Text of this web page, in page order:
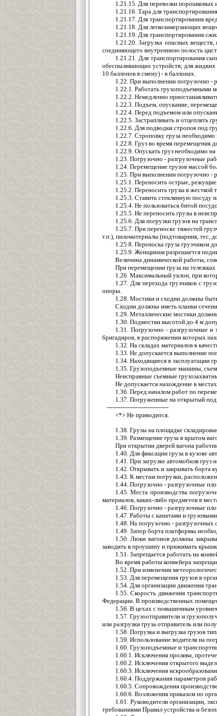
1.21.15. Для перевозки порошковых
1.21.16. Тара для
1.21.17. Для транспортирования
1.21.18. Для легкозамерзающих
1.21.19. Для транспортирования
1.21.20. Загрузка опасных
соединяющего внутреннюю полость
1.21.21. Для транспортирования
обеспыливающих устройств; для
10 баллонов в смену) - в баллонах.
1.22. При выполнении погрузочно -
1.22.1. Работать грузоподъемными
1.22.2. Немедленно
1.22.3. Подъем, опускание,
1.22.4. Перед подъемом или
1.22.5. Застрапливать и отцеплять
1.22.6. Для подводки стропов под
1.22.7. Строповку груза необходимо
1.22.8. Груз во время перемещения
1.22.9. Опускать груз необходимо
1.23. Погрузочно - разгрузочные
1.24. Перемещение грузов массой
1.25. При выполнении погрузочно -
1.25.1. Переносить острые,
1.25.2. Переносить грузы в жесткой
1.25.3. Ставить стеклянную посуду
1.25.4. Не пользоваться битой
1.25.5. Не переносить грузы в
1.25.6. Для погрузки грузов на
1.25.7. При переноске тяжестей
т.п.), пиломатериалы (подтоварник, тес,
1.25.8. Переноска груза грузчиком
1.25.9. Женщинам разрешается
Величина динамической работы,
При перемещении груза на
1.26. Максимальный уклон, при
1.27. Для перехода грузчиков с
опоры.
1.28. Мостики и сходни должны
Сходни должны иметь планки
1.29. Металлические мостики
1.30. Подмостки высотой до 4 м
1.31. Погрузочно - разгрузочные и
бригадиров, в распоряжении которых
1.32. На складах материалов в
1.33. Не допускается выполнение
1.34. Находящиеся в эксплуатации
1.35. Грузоподъемные машины,
Неисправные съемные
Не допускается нахождение в
1.36. Перед началом работ по
1.37. Погруженные на открытый
--------------------------------
<*> Не приводится.
1.38. Грузы на площадке
1.39. Размещение груза в крытом
При открытии дверей вагона
1.40. Для фиксации груза в кузове
1.41. При загрузке автомобиля
1.42. Открывать и закрывать борта
1.43. К местам погрузки,
1.44. Погрузочно - разгрузочные
1.45. Места производства
материалов, каких-либо предметов в
1.46. Погрузочно - разгрузочные
1.47. Работы с канатами и
1.48. На погрузочно -
1.49. Запор борта платформы
1.50. Люки вагонов должны
заводить в проушину и прижимать
1.51. Запрещается работать на
Во время работы конвейера
1.52. При изменении
1.53. Для перемещения грузов в
1.54. Для организации движения
1.55. Скорость движения
Федерации. В производственных
1.56. В цехах с повышенным уровнем
1.57. Грузоотправители и
или разгрузки груза отправитель или
1.58. Погрузка и выгрузка грузов
1.59. Использование водителя на
1.60. Грузоподъемные и
1.60.1. Исключения пролива,
1.60.2. Исключения открытого
1.60.3. Исключения
1.60.4. Поддержания параметров
1.60.5. Сопровождения
1.60.6. Возложения приказом по
1.61. Руководители организации,
требованиями Правил устройства и